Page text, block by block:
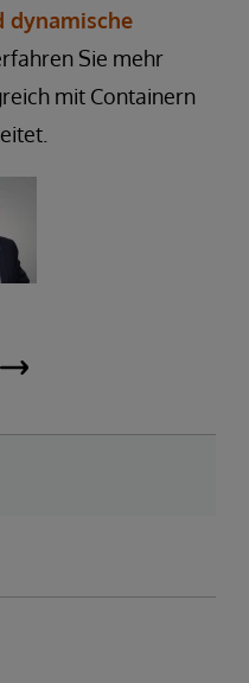
dynamische
Sie mehr
mit Containern